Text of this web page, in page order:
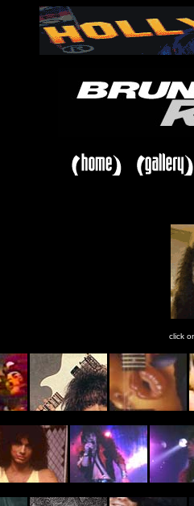
click